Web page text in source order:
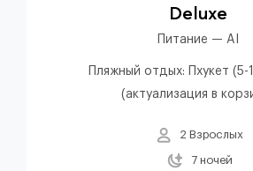
Deluxe
Питание — AI
Пляжный отдых: Пхукет (5-
(актуализация в
2 Взрослых
7 ночей